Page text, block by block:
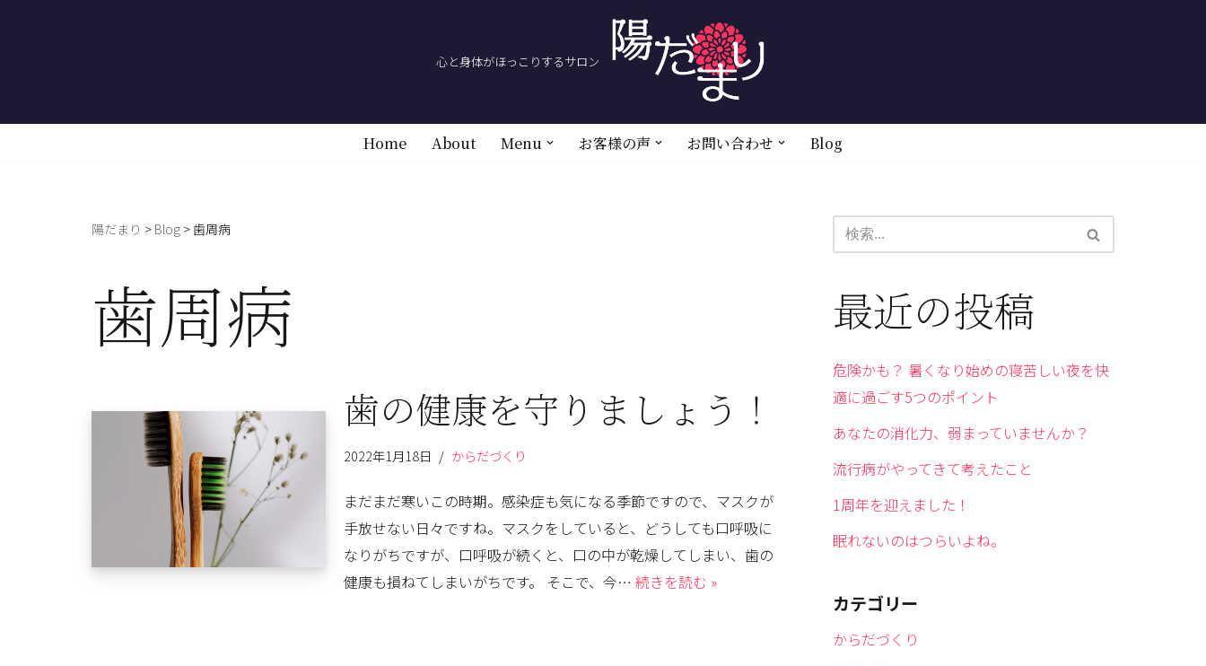
心と身体がほっこりするサロン
Home About Menu お客様の声 お問い合わせ Blog
陽だまり > Blog >歯周病
歯周病
歯の健康を守りましょう！
2022年1月18日 からだづくり
まだまだ寒いこの時期。感染症も気になる季節ですので、マスクが
手放せない日々ですね。マスクをしていると、どうしても口呼吸に
なりがちですが、口呼吸が続くと、口の中が乾燥してしまい、歯の
健康も損ねてしまいがちです。 そこで、今… 続きを読む »
最近の投稿
危険かも？ 暑くなり始めの寝苦しい夜を快
適に過ごす5つのポイント
あなたの消化力、弱まっていませんか？
流行病がやってきて考えたこと
1周年を迎えました！
眠れないのはつらいよね。
カテゴリー
からだづくり